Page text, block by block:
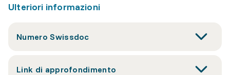
Ulteriori informazioni
Numero Swissdoc
Link di approfondimento